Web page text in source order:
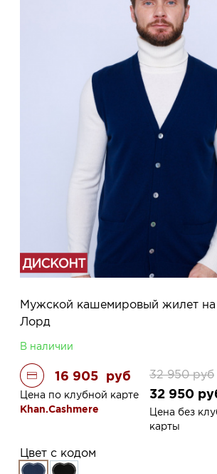
Мужской кашемировый жилет на
Лорд
В наличии
16 905 руб
Цена по клубной карте
Khan.Cashmere
32 950 руб
32 950
Цена без
карты
Цвет с кодом